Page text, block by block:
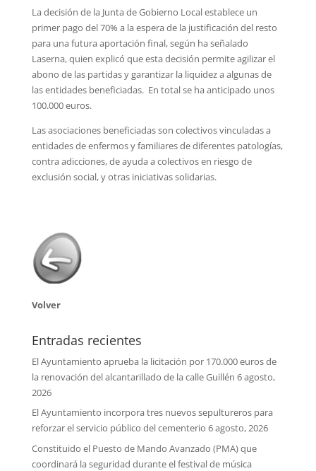
La decisión de la Junta de Gobierno Local establece un
primer pago del 70% a la espera de la justificación del resto
para una futura aportación final, según ha señalado
Laserna, quien explicó que esta decisión permite agilizar el
abono de las partidas y garantizar la liquidez a algunas de
las entidades beneficiadas. En total se ha anticipado unos
100.000 euros.
Las asociaciones beneficiadas son colectivos vinculadas a
entidades de enfermos y familiares de diferentes patologías,
contra adicciones, de ayuda a colectivos en riesgo de
exclusión social, y otras iniciativas solidarias.
Volver
Entradas recientes
El Ayuntamiento aprueba la licitación por 170.000 euros de
la renovación del alcantarillado de la calle Guillén 6 agosto,
2026
El Ayuntamiento incorpora tres nuevos sepultureros para
reforzar el servicio público del cementerio 6 agosto, 2026
Constituido el Puesto de Mando Avanzado (PMA) que
coordinará la seguridad durante el festival de música